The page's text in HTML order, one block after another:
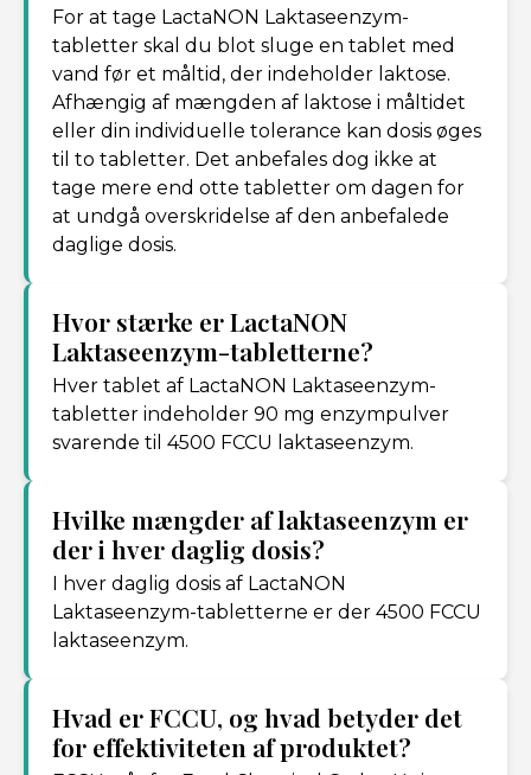
For at tage LactaNON Laktaseenzym-
tabletter skal du blot sluge en tablet med
vand før et måltid, der indeholder laktose.
Afhængig af mængden af laktose i måltidet
eller din individuelle tolerance kan dosis øges
til to tabletter. Det anbefales dog ikke at
tage mere end otte tabletter om dagen for
at undgå overskridelse af den anbefalede
daglige dosis.
Hvor stærke er LactaNON
Laktaseenzym-tabletterne?
Hver tablet af LactaNON Laktaseenzym-
tabletter indeholder 90 mg enzympulver
svarende til 4500 FCCU laktaseenzym.
Hvilke mængder af laktaseenzym er
der i hver daglig dosis?
I hver daglig dosis af LactaNON
Laktaseenzym-tabletterne er der 4500 FCCU
laktaseenzym.
Hvad er FCCU, og hvad betyder det
for effektiviteten af produktet?